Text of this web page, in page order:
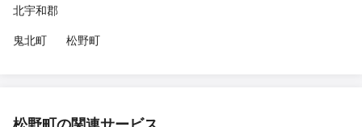
北宇和郡
鬼北町
松野町